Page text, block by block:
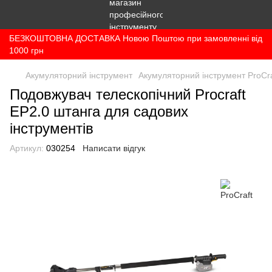
БЕЗКОШТОВНА ДОСТАВКА Новою Поштою при замовленні від
1000 грн
Акумуляторний інструмент Акумуляторний інструмент
Подовжувач телескопічний Procraft
EP2.0 штанга для садових
інструментів
Артикул: 030254 Написати відгук